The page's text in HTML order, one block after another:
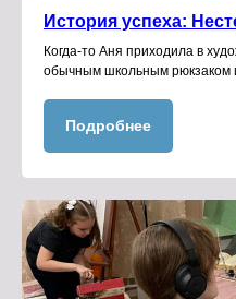
История успеха:
Когда-то Аня приходила в
обычным школьным рюкзаком
Подробнее